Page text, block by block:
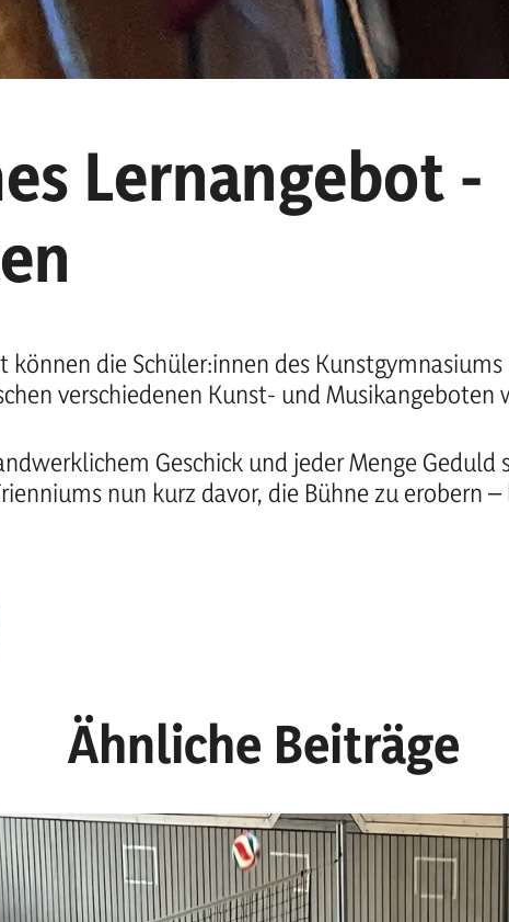
Lernangebot -
können die Schüler:innen des
verschiedenen Kunst- und Musikangeboten
Geschick und jeder Menge
nun kurz davor, die Bühne zu erobern
Ähnliche Beiträge